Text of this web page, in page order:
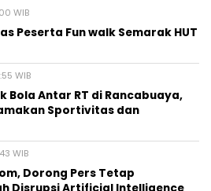
WIB
Peserta Fun walk Semarak HUT
WIB
Bola Antar RT di Rancabuaya,
Sportivitas dan
WIB
Dorong Pers Tetap